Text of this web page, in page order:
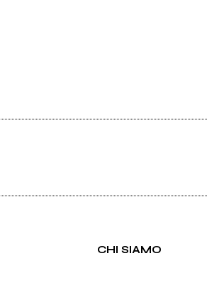
CHI SIAMO